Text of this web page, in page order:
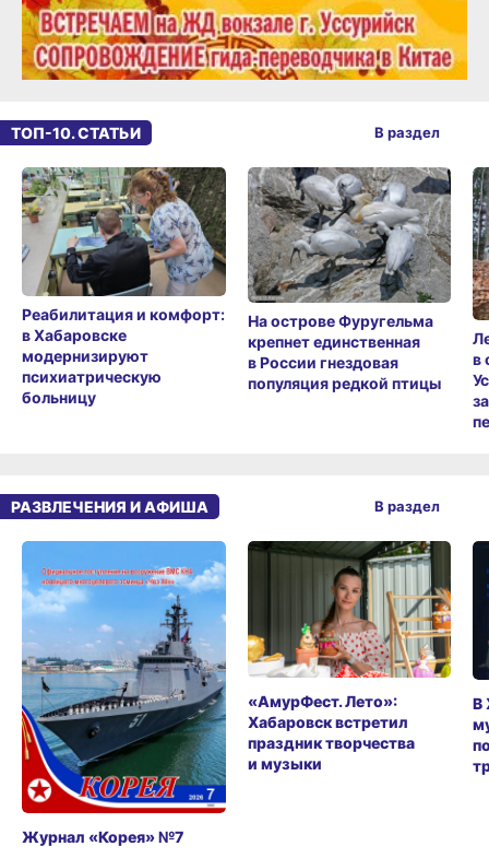
ТОП-10. СТАТЬИ
Реабилитация и комфорт:
в Хабаровске
модернизируют
психиатрическую
больницу
На острове Фуругельма
крепнет единственная
в России гнездовая
популяция редкой птицы
в
В раздел
РАЗВЛЕЧЕНИЯ И АФИША
Журнал «Корея» №7
«АмурФест. Лето»:
Хабаровск встретил
праздник творчества
и музыки
В
В раздел